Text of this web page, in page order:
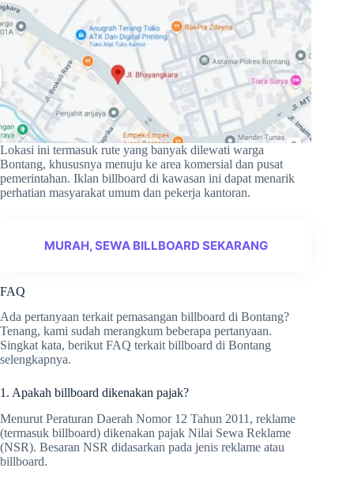
Lokasi ini termasuk rute yang banyak dilewati warga
Bontang, khususnya menuju ke area komersial dan pusat
pemerintahan. Iklan billboard di kawasan ini dapat menarik
perhatian masyarakat umum dan pekerja kantoran.
MURAH, SEWA BILLBOARD SEKARANG
FAQ
Ada pertanyaan terkait pemasangan billboard di Bontang?
Tenang, kami sudah merangkum beberapa pertanyaan.
Singkat kata, berikut FAQ terkait billboard di Bontang
selengkapnya.
1. Apakah billboard dikenakan pajak?
Menurut Peraturan Daerah Nomor 12 Tahun 2011, reklame
(termasuk billboard) dikenakan pajak Nilai Sewa Reklame
(NSR). Besaran NSR didasarkan pada jenis reklame atau
billboard.